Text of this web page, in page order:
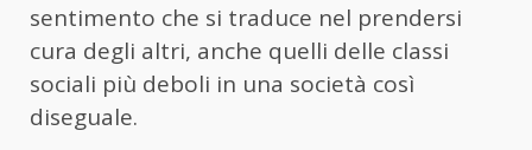
sentimento che si traduce nel prendersi
cura degli altri, anche quelli delle classi
sociali più deboli in una società così
diseguale.